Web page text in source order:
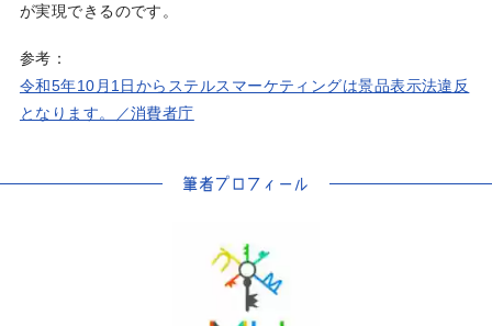
が実現できるのです。
参考：
令和5年10月1日からステルスマーケティングは景品表示法違反
となります。／消費者庁
筆者プロフィール